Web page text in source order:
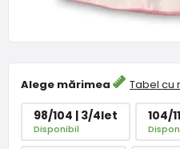
Alege mărimea Tabel cu
98/104 | 3/4let
Disponibil
104/